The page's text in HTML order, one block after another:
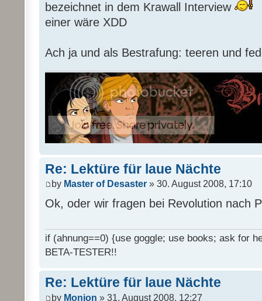
bezeichnet in dem Krawall Interview
einer wäre XDD
Ach ja und als Bestrafung: teeren und
Re: Lektüre für laue Nächte
by Master of Desaster » 30. August 2008, 17:10
Ok, oder wir fragen bei Revolution nach
if (ahnung==0) {use goggle; use books; ask for
BETA-TESTER!!
Re: Lektüre für laue Nächte
by Monjon » 31. August 2008, 12:27